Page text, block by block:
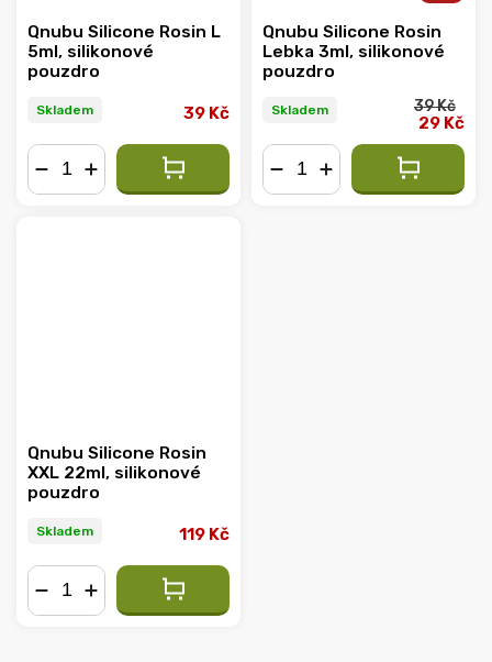
Qnubu Silicone Rosin L
5ml, silikonové
pouzdro
Skladem 39 Kč
Qnubu Silicone Rosin
Lebka 3ml, silikonové
pouzdro
Skladem 39 Kč
29 Kč
Qnubu Silicone Rosin
XXL 22ml, silikonové
pouzdro
Skladem 119 Kč